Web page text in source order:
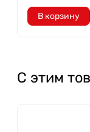
В корзину
С этим